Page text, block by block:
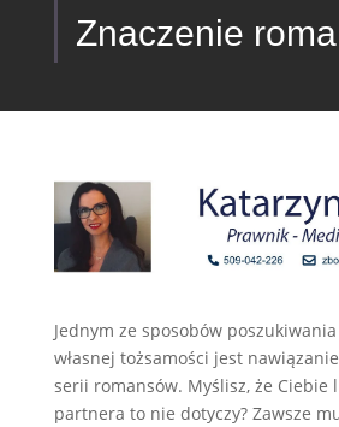
Znaczenie
Jednym ze sposobów
własnej tożsamości jest
serii romansów. Myślisz, że Ciebie
partnera to nie dotyczy? Zawsze